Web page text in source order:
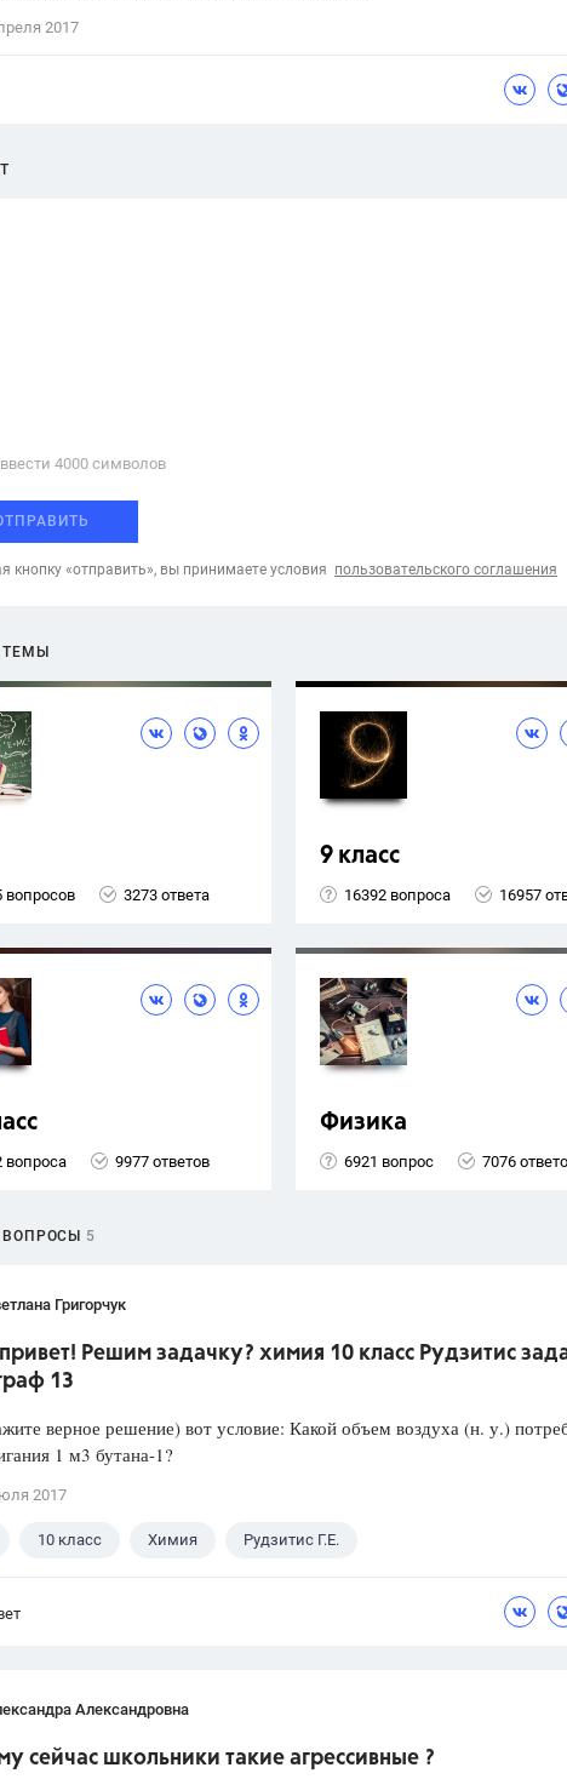
2017
4000 cимволов
кнопку «отправить», вы принимаете условия пользовательского соглашения
вопросов 3273 ответа
9 класс
16392 вопроса 16957
вопроса 9977 ответов
Физика
6921 вопрос 7076
5
Григорчук
Решим задачку? химия 10 класс Рудзитис
13
верное решение) вот условие: Какой объем воздуха (н. у.)
1 м3 бутана-1?
2017
10 класс Химия Рудзитис Г.Е.
Александровна
сейчас школьники такие агрессивные ?